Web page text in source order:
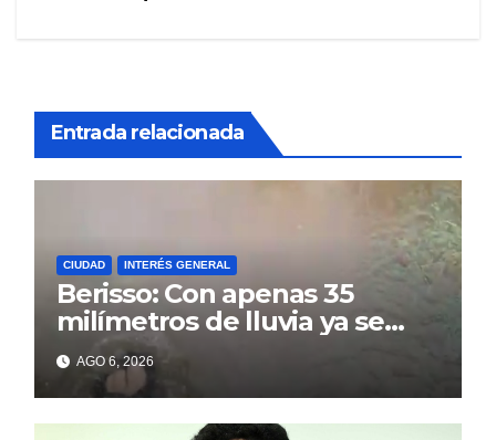
Entrada relacionada
CIUDAD INTERÉS GENERAL
Berisso: Con apenas 35
milímetros de lluvia ya se
sienten los problemas
AGO 6, 2026